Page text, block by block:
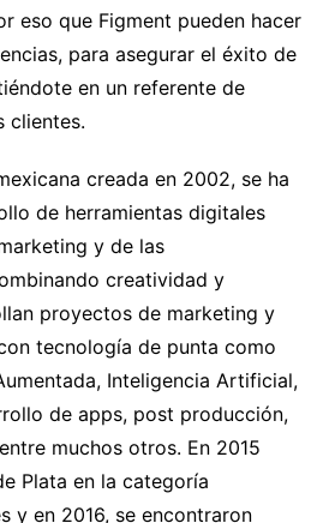
eso que Figment pueden hacer
para asegurar el éxito de
en un referente de
clientes.
creada en 2002, se ha
de herramientas digitales
y de las
creatividad y
proyectos de marketing y
tecnología de punta como
Inteligencia Artificial,
de apps, post producción,
muchos otros. En 2015
Plata en la categoría
y en 2016, se encontraron